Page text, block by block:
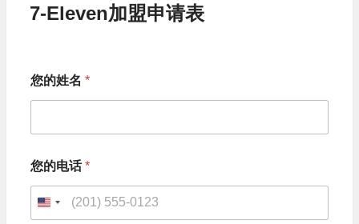
7-Eleven加盟申请表
您的姓名 *
的
电
话
您的电话*
U